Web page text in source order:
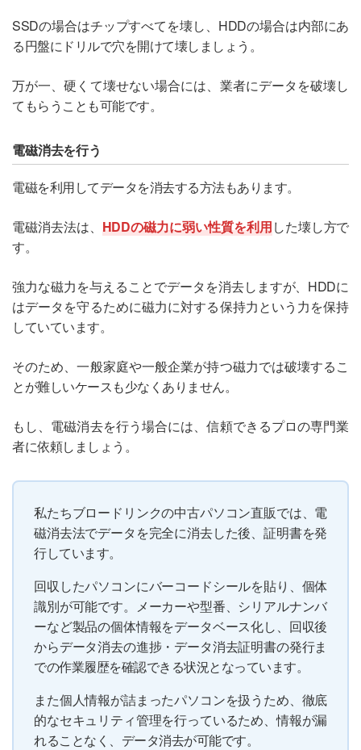
SSDの場合はチップすべてを壊し、HDDの場合は内部にあ
る円盤にドリルで穴を開けて壊しましょう。
万が一、硬くて壊せない場合には、業者にデータを破壊し
てもらうことも可能です。
電磁消去を行う
電磁を利用してデータを消去する方法もあります。
電磁消去法は、 HDDの磁力に弱い性質を利用した壊し方で
す。
強力な磁力を与えることでデータを消去しますが、HDDに
はデータを守るために磁力に対する保持力という力を保持
していています。
そのため、一般家庭や一般企業が持つ磁力では破壊するこ
とが難しいケースも少なくありません。
もし、電磁消去を行う場合には、信頼できるプロの専門業
者に依頼しましょう。
私たちブロードリンクの中古パソコン直販では、電
磁消去法でデータを完全に消去した後、証明書を発
行しています。
回収したパソコンにバーコードシールを貼り、個体
識別が可能です。メーカーや型番、シリアルナンバ
ーなど製品の個体情報をデータベース化し、回収後
からデータ消去の進捗・データ消去証明書の発行ま
での作業履歴を確認できる状況となっています。
また個人情報が詰まったパソコンを扱うため、徹底
的なセキュリティ管理を行っているため、情報が漏
れることなく、データ消去が可能です。